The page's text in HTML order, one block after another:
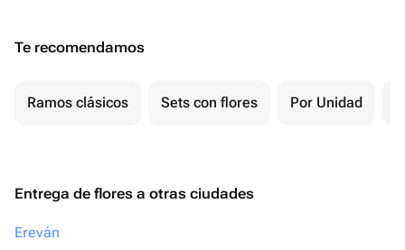
Te recomendamos
Ramos clásicos Sets con flores Por Unidad
Entrega de flores a otras ciudades
Ereván